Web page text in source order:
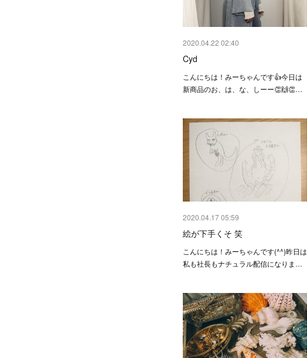
2020.04.22 02:40
Cyd
こんにちは！みーちゃんです👍今日は
新商品のお、は、な、しーー👏🙌👏…
2020.04.17 05:59
絵が下手くそ 笑
こんにちは！みーちゃんです(^^)昨日は
私も社長もナチュラル配信になりま…